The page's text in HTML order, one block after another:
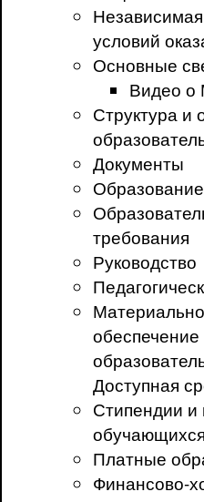
условий
Основные
Видео
Структура и
Документы
Образование
требования
Руководство
Доступная
Стипендии
обучающихся
Платные
Финансово-